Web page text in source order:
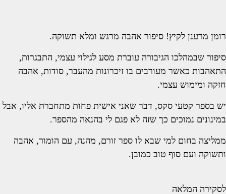
רומן מרענן לקיץ! סיפור אהבה מרגש ומלא תשוקה.
סיפור שבמהלכו הגיבורה עוברת מסע לגילוי עצמי, התבגרות,
התאהבות כאשר מעורבים בו זיכרונות מהעבר, סודות, אהבה
חזקה ומימוש עצמי.
יש בספר קטעי סקס, דבר שאני אישית פחות מתחברת אליו, אבל
במינונים נמוכים כך שזה לא פגם לי בהנאה מהספר.
ממליצה בחום למי שבא לו ספר זורם, מהנה, עם הומור, אהבה
ותשוקה ועם סוף טוב כמובן.
לסקירה המלאה